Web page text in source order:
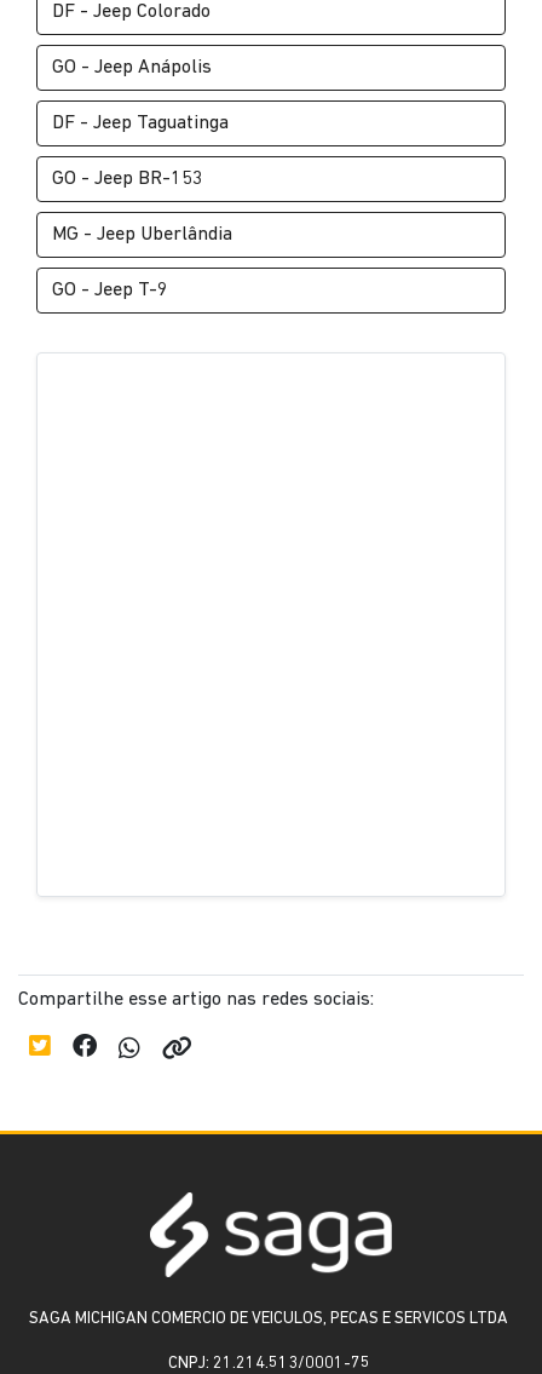
DF - Jeep Colorado
GO - Jeep Anápolis
DF - Jeep Taguatinga
GO - Jeep BR-153
MG - Jeep Uberlândia
GO - Jeep T-9
Compartilhe esse artigo nas redes sociais:
SAGA MICHIGAN COMERCIO DE VEICULOS, PECAS E SERVICOS LTDA
CNPJ: 21.214.513/0001-75